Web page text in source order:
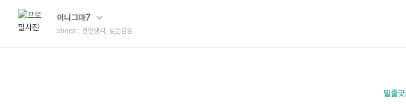
이니그마7
shinst : 편한생각, 깊은감동
밑줄긋